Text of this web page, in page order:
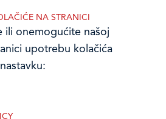
NA STRANICI
ili onemogućite našoj
upotrebu kolačića